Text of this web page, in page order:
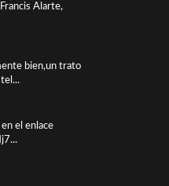
Alarte,
bien,un trato
el enlace